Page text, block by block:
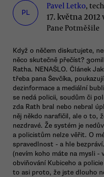
PL
Pavel Letko,
17. května 2012
Pane Potměšile
Když o něčem diskutujete,
něco skutečně přečíst?
Ratha. NENAŠLO. Článek
třeba pana Ševčíka,
dezinformace a mediální
se nedá policii, soudům či
zda Rath bral nebo nebral
něj někdo narafičil, ale o to,
nezdravé. Že systém je
a policistům nelze věřit. O
spravedlnost - a hle
(nevím koho máte na mysli -
obviňování Kubiceho a
to asi proto, že jste dlouho